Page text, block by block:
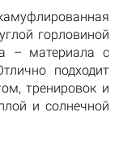
горловиной
– материала с
подходит
тренировок и
и солнечной